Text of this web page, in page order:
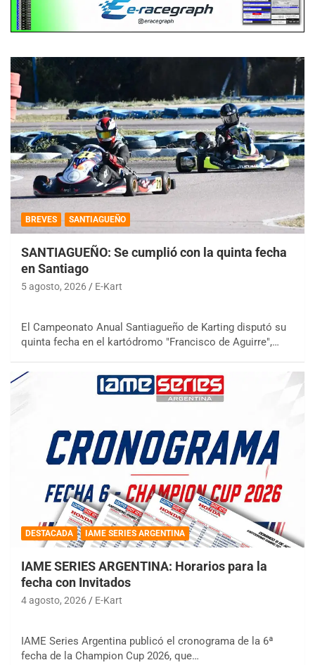
BREVES SANTIAGUEÑO
SANTIAGUEÑO: Se cumplió con la quinta fecha
en Santiago
5 agosto, 2026 E-Kart
El Campeonato Anual Santiagueño de Karting disputó su
quinta fecha en el kartódromo "Francisco de Aguirre",…
DESTACADA IAME SERIES ARGENTINA
IAME SERIES ARGENTINA: Horarios para la
fecha con Invitados
4 agosto, 2026 E-Kart
IAME Series Argentina publicó el cronograma de la 6ª
fecha de la Champion Cup 2026, que…